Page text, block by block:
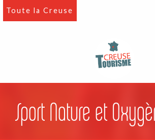
Aller
Toute la Creuse
Sport Nature et